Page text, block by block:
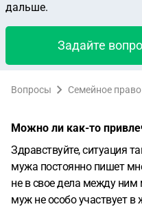
дальше.
Задайте
Вопросы Семейное право
Можно ли как-то
Здравствуйте, ситуация
мужа постоянно пишет
не в свое дела между
муж не особо участвует в